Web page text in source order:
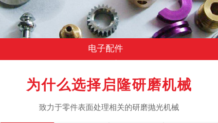
电子配件
为什么选择启隆研磨机械
致力于零件表面处理相关的研磨抛光机械